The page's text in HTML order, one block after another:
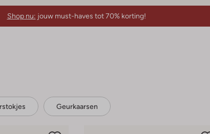
Shop nu: jouw must-haves tot 70% korting!
Geurkaarsen